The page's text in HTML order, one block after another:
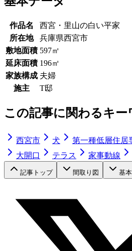
作品名
西宮・里山の白い平家
所在地
兵庫県西宮市
敷地面積 597㎡
延床面積 196㎡
家族構成 夫婦
施主
T邸
この記事に関わるキー
西宮市 犬 第一種低層住居
大開口
テラス 家事動線
記事トップ 間取り図 基